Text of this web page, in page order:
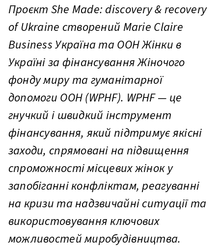
Проєкт She Made: discovery & recovery
of Ukraine створений Marie Claire
Business Україна та ООН Жінки в
Україні за фінансування Жіночого
фонду миру та гуманітарної
допомоги ООН (WPHF). WPHF — це
гнучкий і швидкий інструмент
фінансування, який підтримує якісні
заходи, спрямовані на підвищення
спроможності місцевих жінок у
запобіганні конфліктам, реагуванні
на кризи та надзвичайні ситуації та
використовування ключових
можливостей миробудівництва.